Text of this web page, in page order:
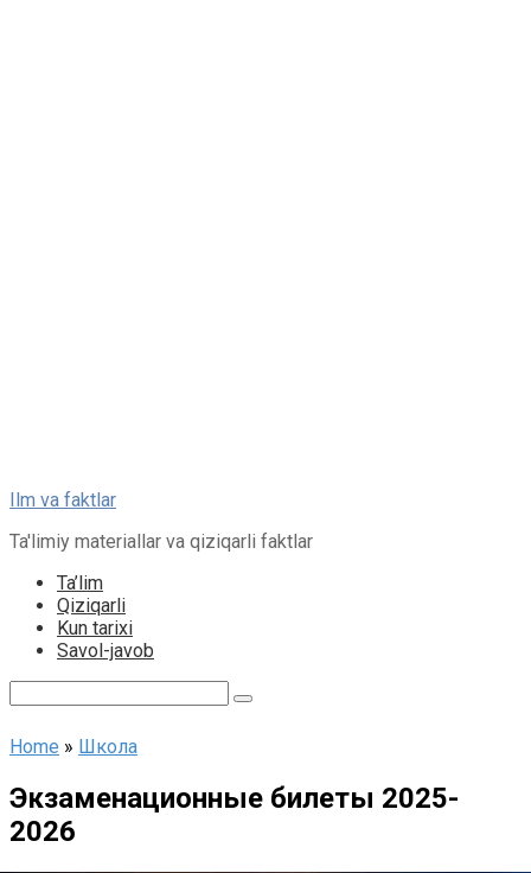
Skip
content
Ilm va faktlar
Ta'limiy materiallar va qiziqarli faktlar
Ta’lim
Qiziqarli
Kun tarixi
Savol-javob
Home » Школа
Экзаменационные билеты 2025-
2026